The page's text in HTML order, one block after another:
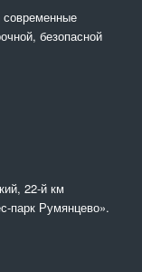
безопасной
22-й км
парк Румянцево».